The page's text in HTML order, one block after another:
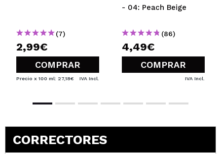
(7)
2,99€
COMPRAR
Precio x 100 ml: 27,18€ IVA Incl.
- 04: Peach Beige
(86)
4,49€
COMPRAR
IVA Incl.
CORRECTORES